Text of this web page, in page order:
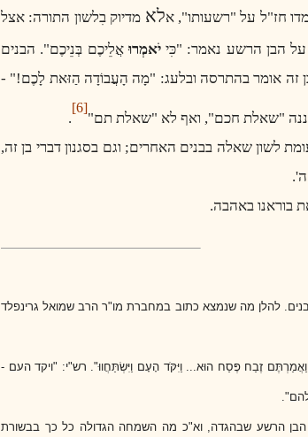
חז"ל על "רשעותו", אלא מדיוק בִלשון התורה: אצל
הבן הרשע נאמר: "כִּייֹאמְרוּאֲלֵיכֶם בְּנֵיכֶם". הבנים
זה אומר בהתרסה ובלעג: "מָה הָעֲבוֹדָה הַזּאת לָכֶם!" -
"שאלת חכם", ואף לא "שאלת תם"
[6]
.
לשון שאלה בבנים האחרים; וגם בסגנון דברי בן זה,
בוראנו באהבה.
להלן מה שנמצא כתוב במחברת מו"ר הרב שמואל גרינפלד
זֶבַח פֶּסַח הוּא... וַיִּקֹּד הָעָם וַיִּשְׂתַּחֲווּ". רש"י: "ויקד העם -
".
הבן הרשע שבהגדה, וא"כ מה השמחה הגדולה כל כך בבשורת